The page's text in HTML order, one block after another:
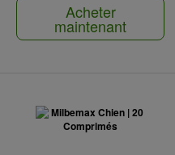
Acheter
maintenant